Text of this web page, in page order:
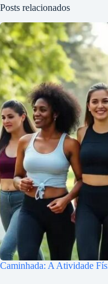
Posts relacionados
Caminhada: A Atividade